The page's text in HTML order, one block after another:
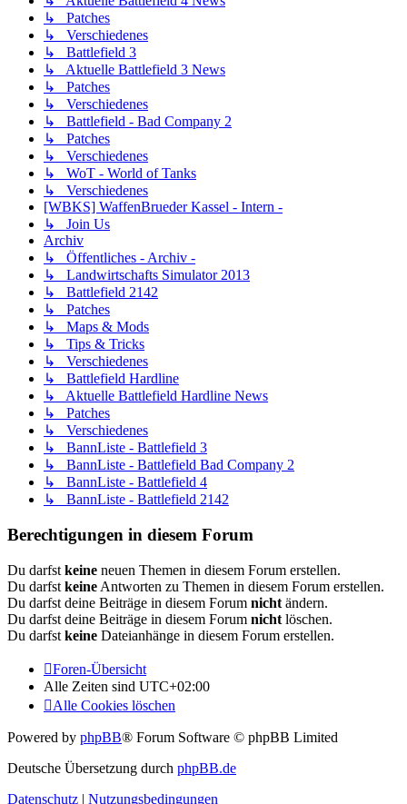
↳ Patches
↳ Verschiedenes
↳ Battlefield 3
↳ Aktuelle Battlefield 3 News
↳ Patches
↳ Verschiedenes
↳ Battlefield - Bad Company 2
↳ Patches
↳ Verschiedenes
↳ WoT - World of Tanks
↳ Verschiedenes
[WBKS] WaffenBrueder Kassel - Intern -
↳ Join Us
Archiv
↳ Öffentliches - Archiv -
↳ Landwirtschafts Simulator 2013
↳ Battlefield 2142
↳ Patches
↳ Maps & Mods
↳ Tips & Tricks
↳ Verschiedenes
↳ Battlefield Hardline
↳ Aktuelle Battlefield Hardline News
↳ Patches
↳ Verschiedenes
↳ BannListe - Battlefield 3
↳ BannListe - Battlefield Bad Company 2
↳ BannListe - Battlefield 4
↳ BannListe - Battlefield 2142
Berechtigungen in diesem Forum
Du darfst keine neuen Themen in diesem Forum erstellen.
Du darfst keine Antworten zu Themen in diesem Forum erstellen.
Du darfst deine Beiträge in diesem Forum nicht ändern.
Du darfst deine Beiträge in diesem Forum nicht löschen.
Du darfst keine Dateianhänge in diesem Forum erstellen.
Foren-Übersicht
Alle Zeiten sind UTC+02:00
Alle Cookies löschen
Powered by phpBB® Forum Software © phpBB Limited
Deutsche Übersetzung durch phpBB.de
Datenschutz | Nutzungsbedingungen